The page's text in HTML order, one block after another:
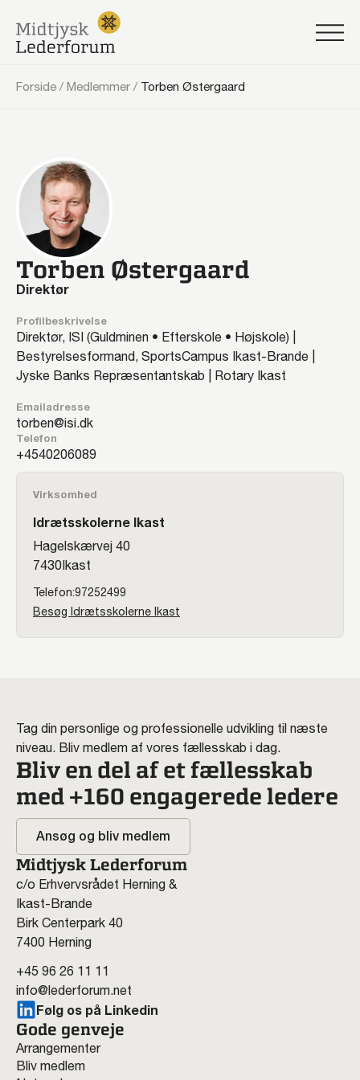
Forside / Medlemmer / Torben Østergaard
Torben Østergaard
Direktør
Profilbeskrivelse
Direktør, ISI (Guldminen • Efterskole • Højskole) |
Bestyrelsesformand, SportsCampus Ikast-Brande |
Jyske Banks Repræsentantskab | Rotary Ikast
Emailadresse
torben@isi.dk
Telefon
40206089
Virksomhed
Idrætsskolerne Ikast
Hagelskærvej 40
7430Ikast
97252499
Besøg Idrætsskolerne Ikast
Tag din personlige og professionelle udvikling til næste
niveau. Bliv medlem af vores fællesskab i dag.
Bliv en del af et fællesskab
med +160 engagerede ledere
Ansøg og bliv medlem
Midtjysk Lederforum
c/o Erhvervsrådet Herning &
Ikast-Brande
Birk Centerpark 40
7400 Herning
+45 96 26 11 11
info@lederforum.net
Følg os på Linkedin
Gode genveje
Arrangementer
Bliv medlem